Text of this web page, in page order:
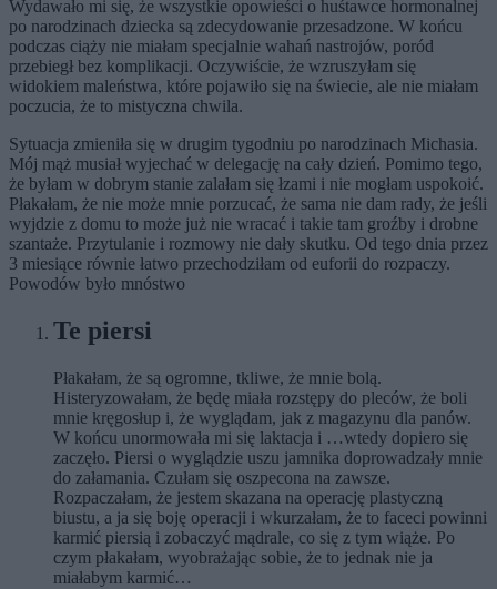
Wydawało mi się, że wszystkie opowieści o huśtawce hormonalnej
po narodzinach dziecka są zdecydowanie przesadzone. W końcu
podczas ciąży nie miałam specjalnie wahań nastrojów, poród
przebiegł bez komplikacji. Oczywiście, że wzruszyłam się
widokiem maleństwa, które pojawiło się na świecie, ale nie miałam
poczucia, że to mistyczna chwila.
Sytuacja zmieniła się w drugim tygodniu po narodzinach Michasia.
Mój mąż musiał wyjechać w delegację na cały dzień. Pomimo tego,
że byłam w dobrym stanie zalałam się łzami i nie mogłam uspokoić.
Płakałam, że nie może mnie porzucać, że sama nie dam rady, że jeśli
wyjdzie z domu to może już nie wracać i takie tam groźby i drobne
szantaże. Przytulanie i rozmowy nie dały skutku. Od tego dnia przez
3 miesiące równie łatwo przechodziłam od euforii do rozpaczy.
Powodów było mnóstwo
Te piersi
Płakałam, że są ogromne, tkliwe, że mnie bolą.
Histeryzowałam, że będę miała rozstępy do pleców, że boli
mnie kręgosłup i, że wyglądam, jak z magazynu dla panów.
W końcu unormowała mi się laktacja i …wtedy dopiero się
zaczęło. Piersi o wyglądzie uszu jamnika doprowadzały mnie
do załamania. Czułam się oszpecona na zawsze.
Rozpaczałam, że jestem skazana na operację plastyczną
biustu, a ja się boję operacji i wkurzałam, że to faceci powinni
karmić piersią i zobaczyć mądrale, co się z tym wiąże. Po
czym płakałam, wyobrażając sobie, że to jednak nie ja
miałabym karmić…